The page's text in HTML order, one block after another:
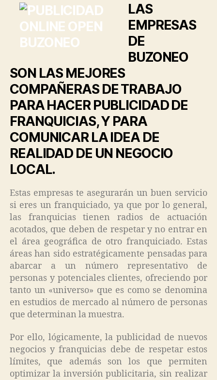
LAS
EMPRESAS
DE
BUZONEO
SON LAS MEJORES
COMPAÑERAS DE TRABAJO
PARA HACER PUBLICIDAD DE
FRANQUICIAS, Y PARA
COMUNICAR LA IDEA DE
REALIDAD DE UN NEGOCIO
LOCAL.
Estas empresas te asegurarán un buen servicio
si eres un franquiciado, ya que por lo general,
las franquicias tienen radios de actuación
acotados, que deben de respetar y no entrar en
el área geográfica de otro franquiciado. Estas
áreas han sido estratégicamente pensadas para
abarcar a un número representativo de
personas y potenciales clientes, ofreciendo por
tanto un «universo» que es como se denomina
en estudios de mercado al número de personas
que determinan la muestra.
Por ello, lógicamente, la publicidad de nuevos
negocios y franquicias debe de respetar estos
límites, que además son los que permiten
optimizar la inversión publicitaria, sin realizar